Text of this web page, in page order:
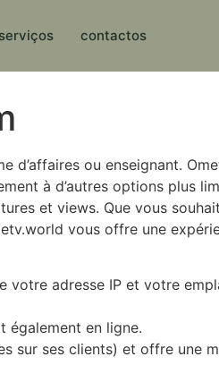
serviços contactos
d’affaires ou enseignant.
à d’autres options plus
et views. Que vous
vous offre une
adresse IP et votre
également en ligne.
sur ses clients) et offre une